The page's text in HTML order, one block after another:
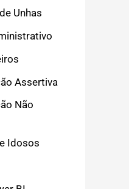
Unhas
Assertiva
Não
Idosos